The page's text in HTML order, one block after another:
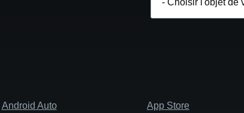
Android Auto App Store